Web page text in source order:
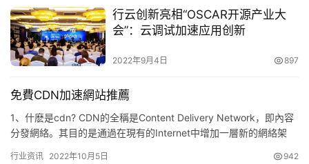
行云创新亮相“OSCAR开源产业大
会”：云调试加速应用创新
2022年9月4日 897
免費CDN加速網站推薦
1、什麽是cdn? CDN的全稱是Content Delivery Network，即內容
分發網絡。其目的是通過在現有的Internet中增加一層新的網絡架
行业资讯 2022年10月5日 942